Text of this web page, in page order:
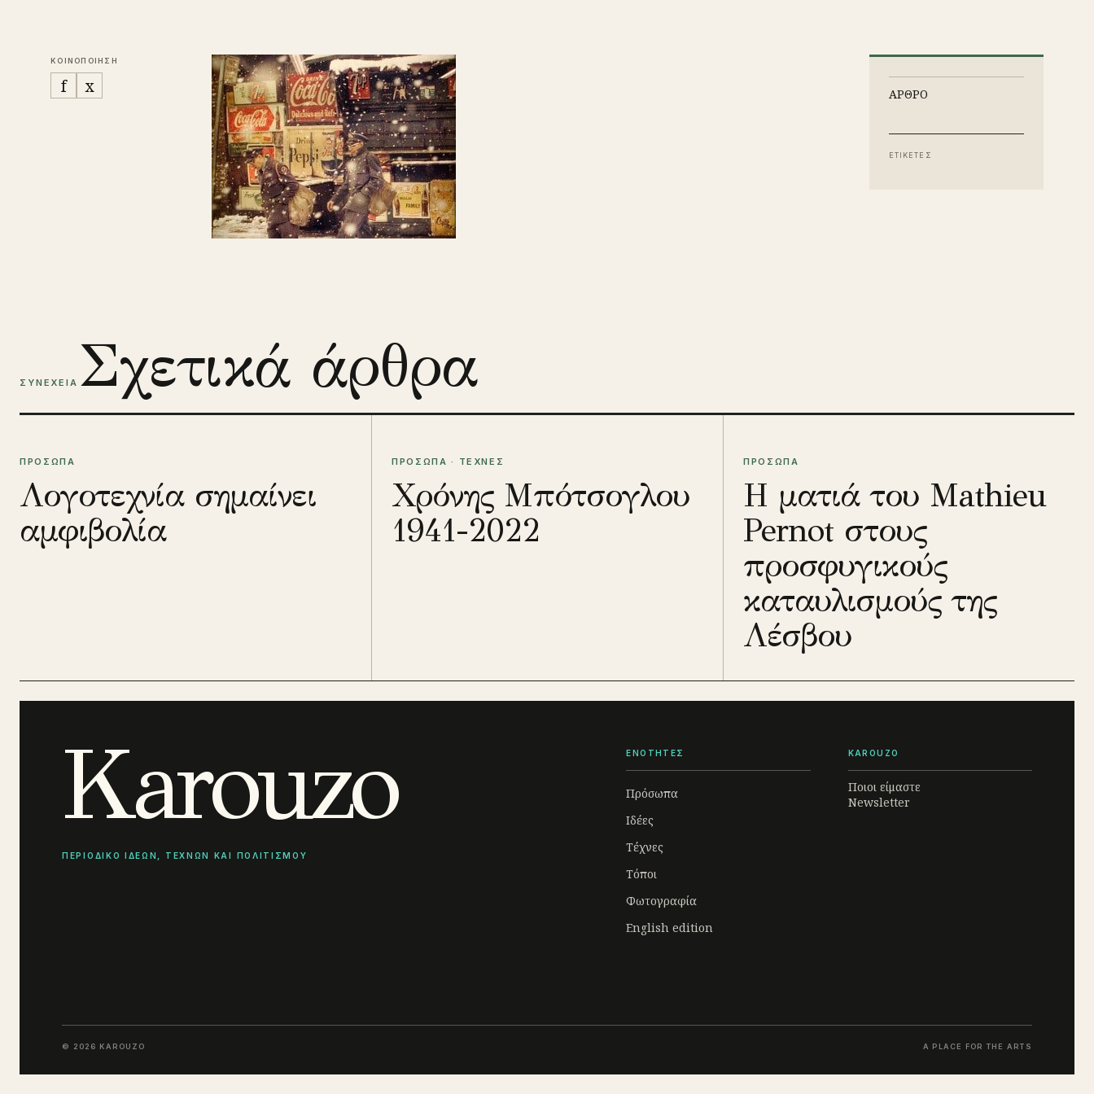
ΚΟΙΝΟΠΟΙΗΣΗ
f x ΑΡΘΡΟ
ΕΤΙΚΕΤΕΣ
ΣΥΝΕΧΕΙΑ Σχετικά άρθρα
ΠΡΟΣΩΠΑ
Λογοτεχνία σημαίνει
αμφιβολία
ΠΡΟΣΩΠΑ · ΤΕΧΝΕΣ
Χρόνης Μπότσογλου
1941-2022
ΠΡΟΣΩΠΑ
Η ματιά του Mathieu
Pernot στους
προσφυγικούς
καταυλισμούς της
Λέσβου
Karouzo
ΠΕΡΙΟΔΙΚΟ ΙΔΕΩΝ, ΤΕΧΝΩΝ ΚΑΙ ΠΟΛΙΤΙΣΜΟΥ
ΕΝΟΤΗΤΕΣ
Πρόσωπα
Ιδέες
Τέχνες
Τόποι
Φωτογραφία
English edition
KAROUZO
Ποιοι είμαστε
Newsletter
© 2026 KAROUZO A PLACE FOR THE ARTS